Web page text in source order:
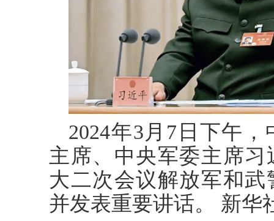
2024年3月7日下午
主席、中央军委主席
大二次会议解放军和
并发表重要讲话。 新华